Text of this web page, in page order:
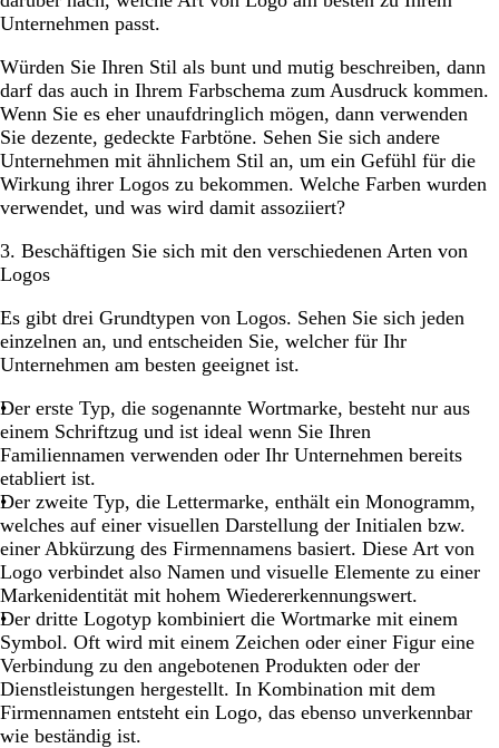
Unternehmen passt.
Würden Sie Ihren Stil als bunt und mutig beschreiben, dann
darf das auch in Ihrem Farbschema zum Ausdruck kommen.
Wenn Sie es eher unaufdringlich mögen, dann verwenden
Sie dezente, gedeckte Farbtöne. Sehen Sie sich andere
Unternehmen mit ähnlichem Stil an, um ein Gefühl für die
Wirkung ihrer Logos zu bekommen. Welche Farben wurden
verwendet, und was wird damit assoziiert?
3. Beschäftigen Sie sich mit den verschiedenen Arten von
Logos
Es gibt drei Grundtypen von Logos. Sehen Sie sich jeden
einzelnen an, und entscheiden Sie, welcher für Ihr
Unternehmen am besten geeignet ist.
Der erste Typ, die sogenannte Wortmarke, besteht nur aus
einem Schriftzug und ist ideal wenn Sie Ihren
Familiennamen verwenden oder Ihr Unternehmen bereits
etabliert ist.
Der zweite Typ, die Lettermarke, enthält ein Monogramm,
welches auf einer visuellen Darstellung der Initialen bzw.
einer Abkürzung des Firmennamens basiert. Diese Art von
Logo verbindet also Namen und visuelle Elemente zu einer
Markenidentität mit hohem Wiedererkennungswert.
Der dritte Logotyp kombiniert die Wortmarke mit einem
Symbol. Oft wird mit einem Zeichen oder einer Figur eine
Verbindung zu den angebotenen Produkten oder der
Dienstleistungen hergestellt. In Kombination mit dem
Firmennamen entsteht ein Logo, das ebenso unverkennbar
wie beständig ist.